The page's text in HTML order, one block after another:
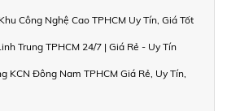
Công Nghệ Cao TPHCM Uy Tín, Giá Tốt
Trung TPHCM 24/7 | Giá Rẻ - Uy Tín
KCN Đông Nam TPHCM Giá Rẻ, Uy Tín,